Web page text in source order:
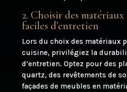
2. Choisir des
faciles d’entretien
Lors du choix des matériaux
cuisine, privilégiez la
d’entretien. Optez pour des
quartz, des revêtements de
façades de meubles en